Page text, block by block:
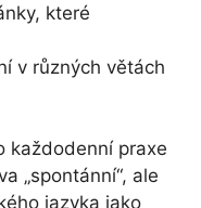
které
v různých větách
každodenní praxe
„spontánní“, ale
jazyka jako